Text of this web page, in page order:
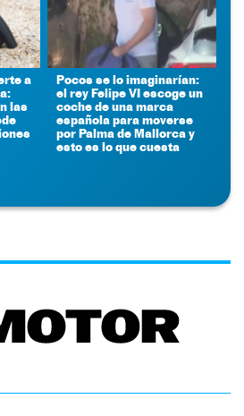
a
las
Pocos se lo imaginarían:
el rey Felipe VI escoge un
coche de una marca
española para moverse
por Palma de Mallorca y
esto es lo que cuesta